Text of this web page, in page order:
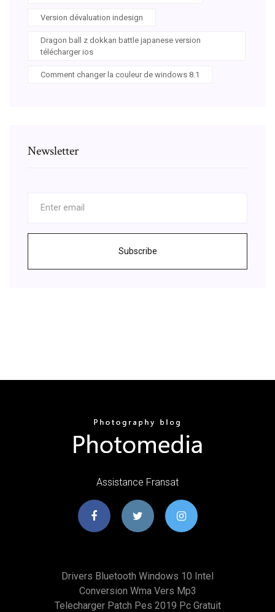
Version dévaluation indesign
Dragon ball z dokkan battle japanese version
télécharger ios
Comment changer la couleur de windows 8.1
Newsletter
Subscribe
Assistance Fransat
Drivers Bluetooth Windows 10 Intel
Conversion Wma Vers Mp3
Telecharger Patch Pes 2019 Pc Gratuit